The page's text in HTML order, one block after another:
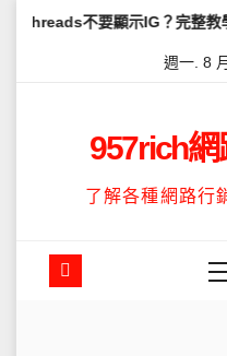
Skip示IG？完整教學：高效管理你
週一. 8
957rich
了解各種網路行